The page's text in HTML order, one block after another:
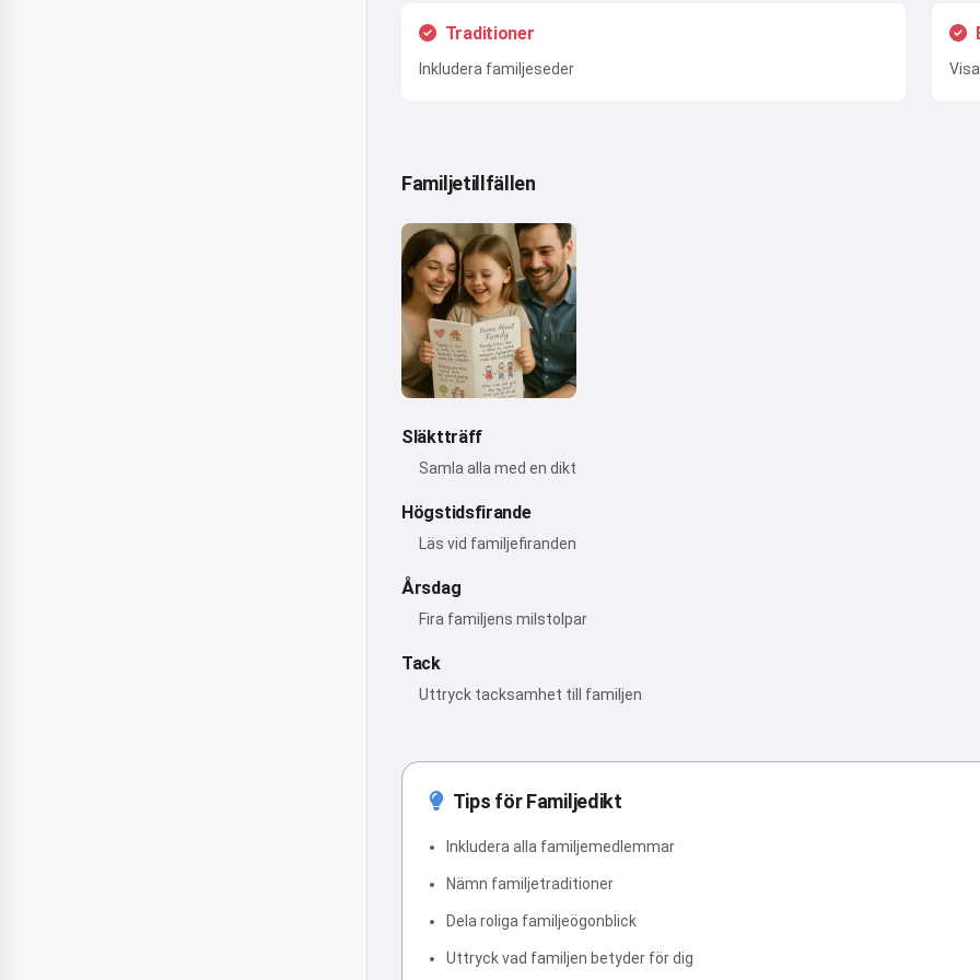
Traditioner
Inkludera familjeseder
Familjetillfällen
Släktträff
Samla alla med en dikt
Högstidsfirande
Läs vid familjefiranden
Årsdag
Fira familjens milstolpar
Tack
Uttryck tacksamhet till familjen
Tips för Familjedikt
Inkludera alla familjemedlemmar
Nämn familjetraditioner
Dela roliga familjeögonblick
Uttryck vad familjen betyder för dig